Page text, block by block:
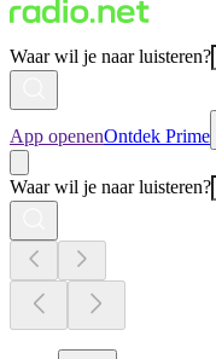
Waar wil je naar luisteren?
App openenOntdek Prime
Waar wil je naar luisteren?